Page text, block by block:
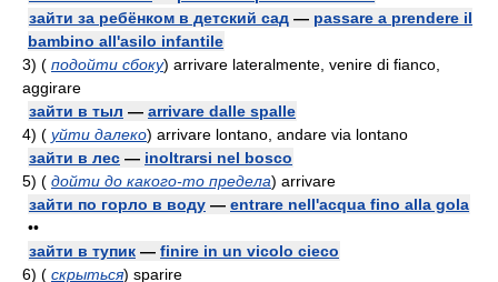
зайти за ребёнком в детский сад — passare a prendere il
bambino all'asilo infantile
3) ( подойти сбоку) arrivare lateralmente, venire di fianco,
aggirare
зайти в тыл — arrivare dalle spalle
4) ( уйти далеко) arrivare lontano, andare via lontano
зайти в лес — inoltrarsi nel bosco
5) ( дойти до какого-то предела) arrivare
зайти по горло в воду — entrare nell'acqua fino alla gola
••
зайти в тупик — finire in un vicolo cieco
6) ( скрыться) sparire